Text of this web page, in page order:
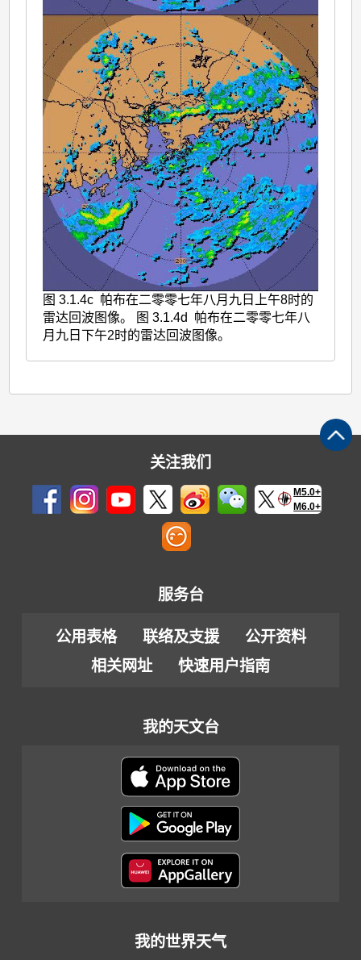
图 3.1.4c 帕布在二零零七年八月九日上午8时的
雷达回波图像。 图 3.1.4d 帕布在二零零七年八
月九日下午2时的雷达回波图像。
关注我们
M5.0+
M6.0+
服务台
公用表格 联络及支援
公开资料
相关网址
快速用户指南
我的天文台
我的世界天气